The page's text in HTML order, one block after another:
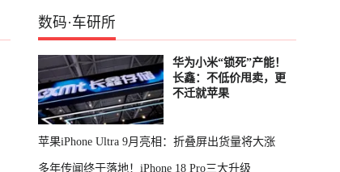
数码·车研所
华为小米“锁死”产能！
长鑫：不低价甩卖，更
不迁就苹果
苹果iPhone Ultra 9月亮相：折叠屏出货量将大涨
多年传闻终于落地！iPhone 18 Pro三大升级